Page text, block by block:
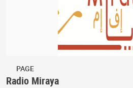
PAGE
Radio Miraya